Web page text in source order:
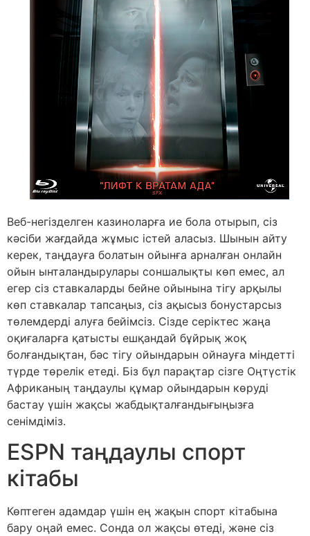
Веб-негізделген казиноларға ие бола отырып, сіз
кәсіби жағдайда жұмыс істей аласыз. Шынын айту
керек, таңдауға болатын ойынға арналған онлайн
ойын ынталандырулары соншалықты көп емес, ал
егер сіз ставкаларды бейне ойынына тігу арқылы
көп ставкалар тапсаңыз, сіз ақысыз бонустарсыз
төлемдерді алуға бейімсіз. Сізде серіктес жаңа
оқиғаларға қатысты ешқандай бұйрық жоқ
болғандықтан, бәс тігу ойындарын ойнауға міндетті
түрде төрелік етеді. Біз бұл парақтар сізге Оңтүстік
Африканың таңдаулы құмар ойындарын көруді
бастау үшін жақсы жабдықталғандығыңызға
сенімдіміз.
ESPN таңдаулы спорт
кітабы
Көптеген адамдар үшін ең жақын спорт кітабына
бару оңай емес. Сонда ол жақсы өтеді, және сіз